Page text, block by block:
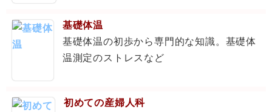
基礎体温
基礎体温の初歩から専門的な知識。基礎体
温測定のストレスなど
初めての産婦人科